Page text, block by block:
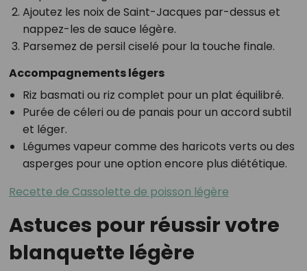
Ajoutez les noix de Saint-Jacques par-dessus et
nappez-les de sauce légère.
Parsemez de persil ciselé pour la touche finale.
Accompagnements légers
Riz basmati ou riz complet pour un plat équilibré.
Purée de céleri ou de panais pour un accord subtil
et léger.
Légumes vapeur comme des haricots verts ou des
asperges pour une option encore plus diététique.
Recette de Cassolette de poisson légère
Astuces pour réussir votre
blanquette légère